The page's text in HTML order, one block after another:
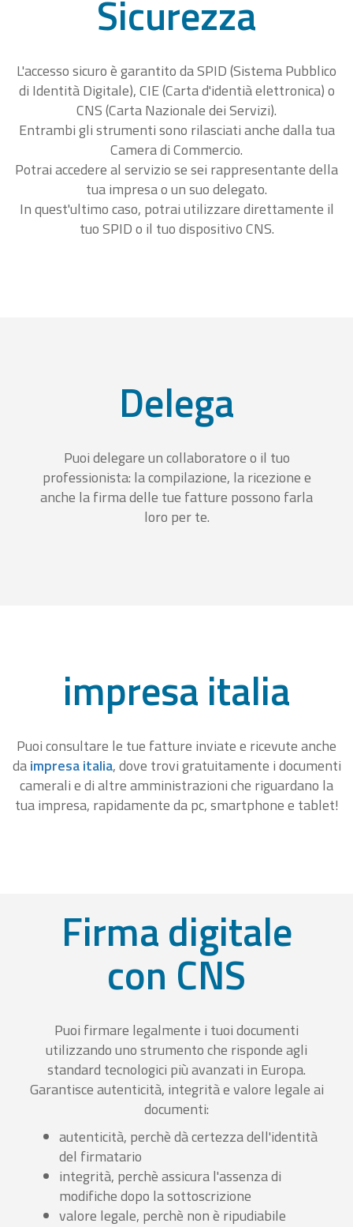
Sicurezza
L'accesso sicuro è garantito da SPID (Sistema Pubblico
di Identità Digitale), CIE (Carta d'identià elettronica) o
CNS (Carta Nazionale dei Servizi).
Entrambi gli strumenti sono rilasciati anche dalla tua
Camera di Commercio.
Potrai accedere al servizio se sei rappresentante della
tua impresa o un suo delegato.
In quest'ultimo caso, potrai utilizzare direttamente il
tuo SPID o il tuo dispositivo CNS.
Delega
Puoi delegare un collaboratore o il tuo
professionista: la compilazione, la ricezione e
anche la firma delle tue fatture possono farla
loro per te.
impresa italia
Puoi consultare le tue fatture inviate e ricevute anche
daimpresa italia, dove trovi gratuitamente i documenti
camerali e di altre amministrazioni che riguardano la
tua impresa, rapidamente da pc, smartphone e tablet!
Firma digitale
con CNS
Puoi firmare legalmente i tuoi documenti
utilizzando uno strumento che risponde agli
standard tecnologici più avanzati in Europa.
Garantisce autenticità, integrità e valore legale ai
documenti:
autenticità, perchè dà certezza dell'identità
del firmatario
integrità, perchè assicura l'assenza di
modifiche dopo la sottoscrizione
valore legale, perchè non è ripudiabile